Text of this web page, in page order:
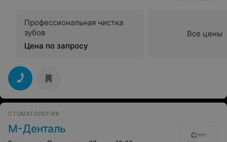
Профессиональная чистка
зубов
Цена по запросу
Все цены
СТОМАТОЛОГИЯ
М-Денталь